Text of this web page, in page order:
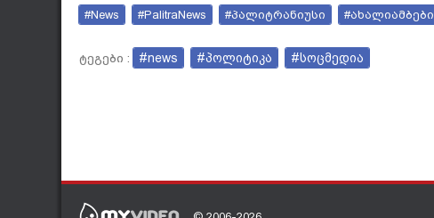
#News #PalitraNews #პალიტრანიუსი #ახალიამბები
ტეგები : #news #პოლიტიკა #სოცმედია